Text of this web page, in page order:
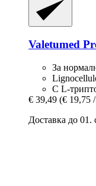
Valetumed
За
С L-
€ 39,49 (€ 19,75
Доставка до 01.